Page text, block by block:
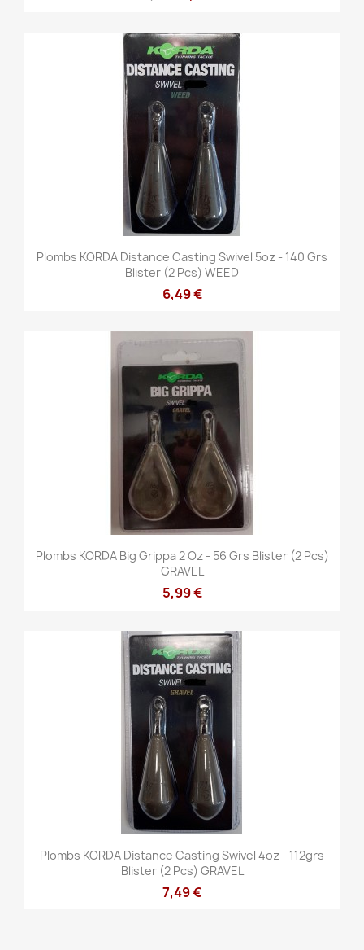
Plombs KORDA Distance Casting Swivel 5oz - 140 Grs
Blister (2 Pcs) WEED
6,49 €
Plombs KORDA Big Grippa 2 Oz - 56 Grs Blister (2 Pcs)
GRAVEL
5,99 €
Plombs KORDA Distance Casting Swivel 4oz - 112grs
Blister (2 Pcs) GRAVEL
7,49 €